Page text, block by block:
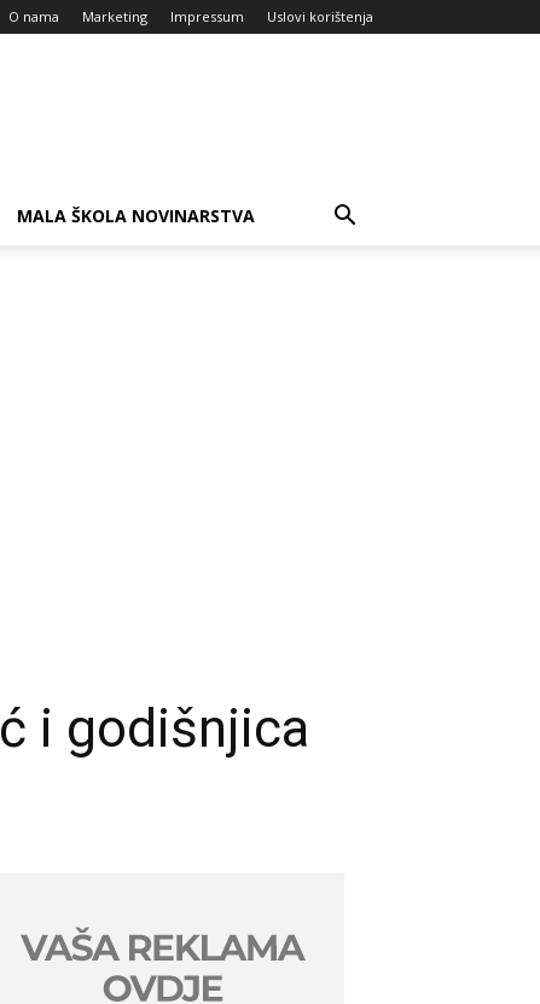
O nama Marketing Impressum Uslovi korištenja
MALA ŠKOLA NOVINARSTVA
i godišnjica